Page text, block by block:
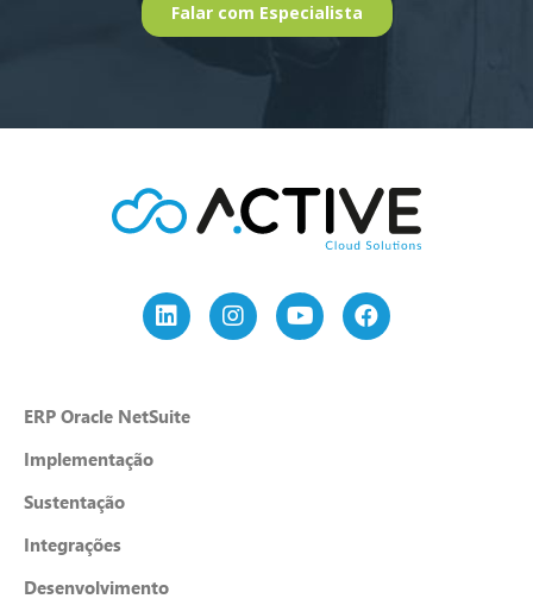
ERP Oracle NetSuite
Implementação
Sustentação
Integrações
Desenvolvimento